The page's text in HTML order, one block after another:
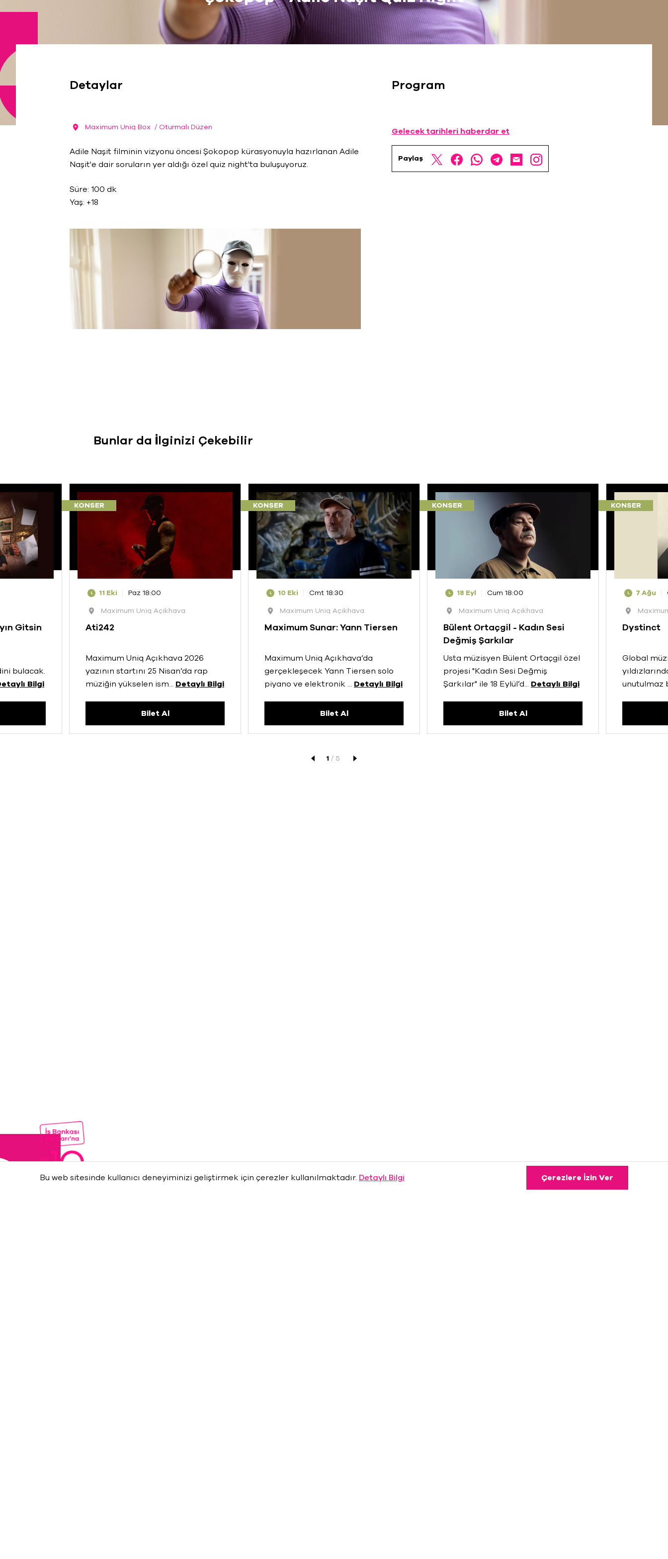
Detaylar
Maximum Uniq Box / Oturmalı Düzen
Adile Naşit filminin vizyonu öncesi Şokopop kürasyonuyla hazırlanan Adile
Naşit'e dair soruların yer aldığı özel quiz night'ta buluşuyoruz.
Süre: 100 dk
Yaş: +18
Program
Gelecek tarihleri haberdar et
Paylaş
Bunlar da İlginizi Çekebilir
Gitsin
bulacak.
Bilgi
KONSER
11 Eki
Paz 18:00
Maximum Uniq Açıkhava
Ati242
Maximum Uniq Açıkhava 2026
yazının startını 25 Nisan’da rap
müziğin yükselen ism... Detaylı Bilgi
Bilet Al
KONSER
10 Eki
Cmt 18:30
Maximum Uniq Açıkhava
Maximum Sunar: Yann Tiersen
Maximum Uniq Açıkhava’da
gerçekleşecek Yann Tiersen solo
piyano ve elektronik ... Detaylı Bilgi
Bilet Al
KONSER
18 Eyl
Cum 18:00
Maximum Uniq Açıkhava
Bülent Ortaçgil - Kadın Sesi
Değmiş Şarkılar
Usta müzisyen Bülent Ortaçgil özel
projesi "Kadın Sesi Değmiş
Şarkılar" ile 18 Eylül’d... Detaylı Bilgi
Bilet Al
KONSER
7 Ağu
Dystinct
Global
unutulmaz
1 / 5
Bu web sitesinde kullanıcı deneyiminizi geliştirmek için çerezler kullanılmaktadır. Detaylı Bilgi Çerezlere İzin Ver